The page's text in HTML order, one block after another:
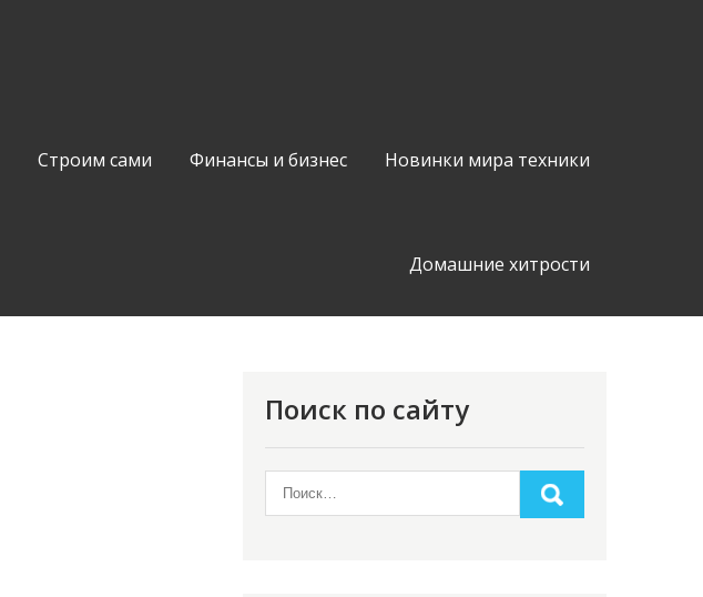
Строим сами Финансы и бизнес Новинки мира техники
Домашние хитрости
Поиск по сайту